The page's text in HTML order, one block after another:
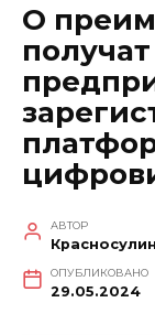
О
АВТОР
ОПУБЛИКОВАНО
29.05.2024